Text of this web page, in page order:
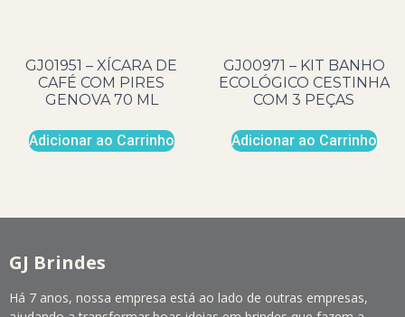
GJ01951 – XÍCARA DE
CAFÉ COM PIRES
GENOVA 70 ML
Adicionar ao Carrinho
GJ00971 – KIT BANHO
ECOLÓGICO CESTINHA
COM 3 PEÇAS
Adicionar ao Carrinho
GJ Brindes
Há 7 anos, nossa empresa está ao lado de outras empresas,